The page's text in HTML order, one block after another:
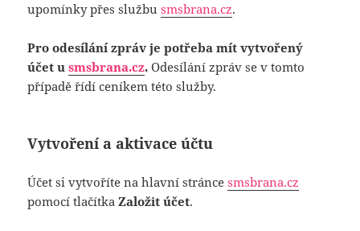
upomínky přes službusmsbrana.cz.
Pro odesílání zpráv je potřeba mít vytvořený
účet usmsbrana.cz. Odesílání zpráv se v tomto
případě řídí ceníkem této služby.
Vytvoření a aktivace účtu
Účet si vytvoříte na hlavní stráncesmsbrana.cz
pomocí tlačítkaZaložit účet.